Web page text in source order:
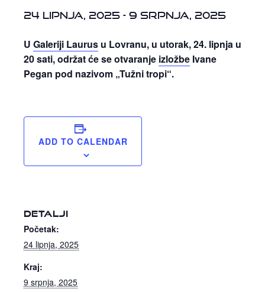
24 lipnja, 2025-9 srpnja, 2025
U Galeriji Laurus u Lovranu, u utorak, 24. lipnja u
20 sati, održat će se otvaranje izložbe Ivane
Pegan pod nazivom „Tužni tropi“.
ADD TO CALENDAR
DETALJI
Početak:
24 lipnja, 2025
Kraj:
9 srpnja, 2025